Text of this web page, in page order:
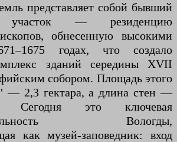
представляет собой бывший
участок — резиденцию
обнесенную высокими
годах, что создало
зданий середины XVII
собором. Площадь этого
— 2,3 гектара, а длина стен —
Сегодня это ключевая
Вологды,
как музей-заповедник: вход